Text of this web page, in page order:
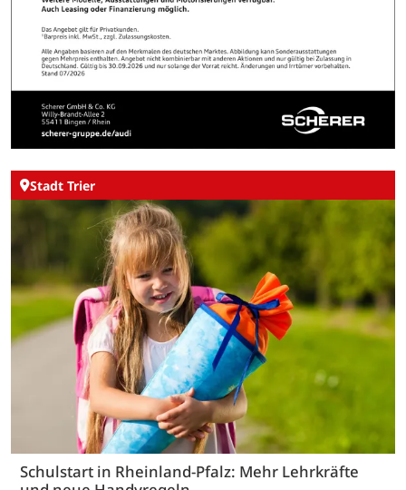
Stadt Trier
Schulstart in Rheinland-Pfalz: Mehr Lehrkräfte